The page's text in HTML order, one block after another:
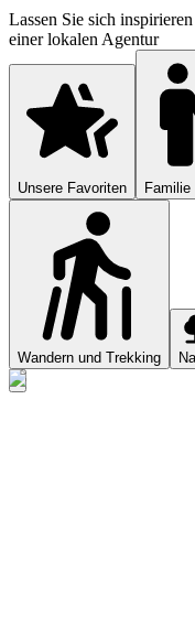
Lassen Sie sich
einer lokalen Agentur
Unsere Favoriten
Wandern und Trekking